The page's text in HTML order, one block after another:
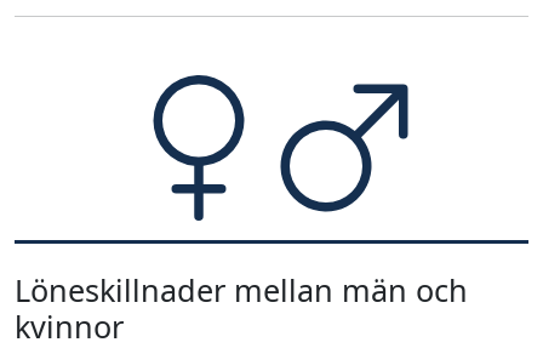
Löneskillnader mellan män och
kvinnor